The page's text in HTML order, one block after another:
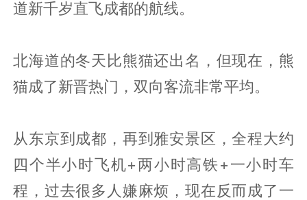
道新千岁直飞成都的航线。
北海道的冬天比熊猫还出名，但现在，熊
猫成了新晋热门，双向客流非常平均。
从东京到成都，再到雅安景区，全程大约
四个半小时飞机+两小时高铁+一小时车
程，过去很多人嫌麻烦，现在反而成了一